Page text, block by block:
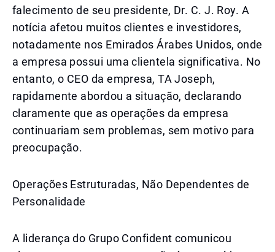
falecimento de seu presidente, Dr. C. J. Roy. A
notícia afetou muitos clientes e investidores,
notadamente nos Emirados Árabes Unidos, onde
a empresa possui uma clientela significativa. No
entanto, o CEO da empresa, TA Joseph,
rapidamente abordou a situação, declarando
claramente que as operações da empresa
continuariam sem problemas, sem motivo para
preocupação.
Operações Estruturadas, Não Dependentes de
Personalidade
A liderança do Grupo Confident comunicou